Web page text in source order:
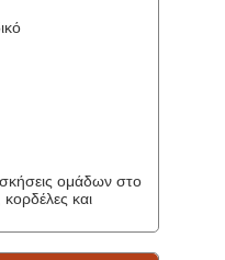
ομάδων στο
και